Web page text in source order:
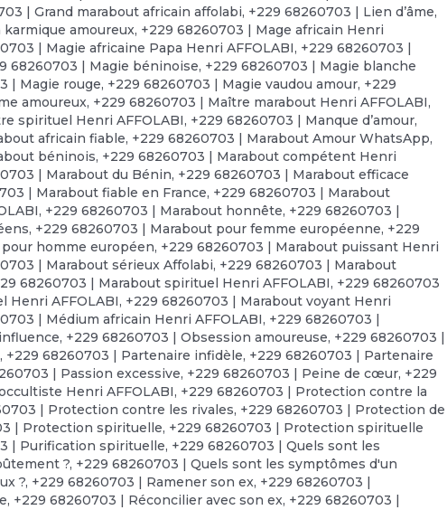
| Grand marabout africain affolabi, +229 68260703 | Lien d’âme,
amoureux, +229 68260703 | Mage africain Henri
| Magie africaine Papa Henri AFFOLABI, +229 68260703 |
68260703 | Magie béninoise, +229 68260703 | Magie blanche
| Magie rouge, +229 68260703 | Magie vaudou amour, +229
amoureux, +229 68260703 | Maître marabout Henri AFFOLABI,
spirituel Henri AFFOLABI, +229 68260703 | Manque d’amour,
africain fiable, +229 68260703 | Marabout Amour WhatsApp,
béninois, +229 68260703 | Marabout compétent Henri
| Marabout du Bénin, +229 68260703 | Marabout efficace
| Marabout fiable en France, +229 68260703 | Marabout
, +229 68260703 | Marabout honnête, +229 68260703 |
, +229 68260703 | Marabout pour femme européenne, +229
homme européen, +229 68260703 | Marabout puissant Henri
| Marabout sérieux Affolabi, +229 68260703 | Marabout
68260703 | Marabout spirituel Henri AFFOLABI, +229 68260703
Henri AFFOLABI, +229 68260703 | Marabout voyant Henri
| Médium africain Henri AFFOLABI, +229 68260703 |
, +229 68260703 | Obsession amoureuse, +229 68260703 |
, +229 68260703 | Partenaire infidèle, +229 68260703 | Partenaire
| Passion excessive, +229 68260703 | Peine de cœur, +229
Henri AFFOLABI, +229 68260703 | Protection contre la
| Protection contre les rivales, +229 68260703 | Protection de
| Protection spirituelle, +229 68260703 | Protection spirituelle
| Purification spirituelle, +229 68260703 | Quels sont les
?, +229 68260703 | Quels sont les symptômes d'un
?, +229 68260703 | Ramener son ex, +229 68260703 |
, +229 68260703 | Réconcilier avec son ex, +229 68260703 |